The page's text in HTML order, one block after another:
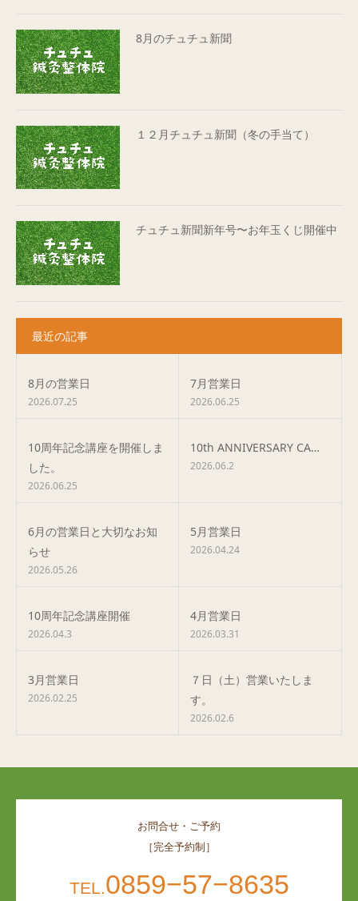
8月のチュチュ新聞
１２月チュチュ新聞（冬の手当て）
チュチュ新聞新年号〜お年玉くじ開催中
最近の記事
8月の営業日
2026.07.25
7月営業日
2026.06.25
10周年記念講座を開催しま
した。
2026.06.25
10th ANNIVERSARY CA…
2026.06.2
6月の営業日と大切なお知
らせ
2026.05.26
5月営業日
2026.04.24
10周年記念講座開催
2026.04.3
4月営業日
2026.03.31
3月営業日
2026.02.25
７日（土）営業いたしま
す。
2026.02.6
お問合せ・ご予約
［完全予約制］
TEL.0859−57−8635